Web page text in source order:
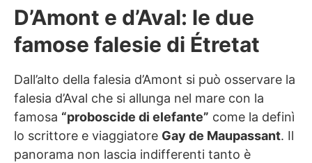
D’Amont e d’Aval: le due
famose falesie di Étretat
Dall’alto della falesia d’Amont si può osservare la
falesia d’Aval che si allunga nel mare con la
famosa “proboscide di elefante” come la definì
lo scrittore e viaggiatore Gay de Maupassant. Il
panorama non lascia indifferenti tanto è